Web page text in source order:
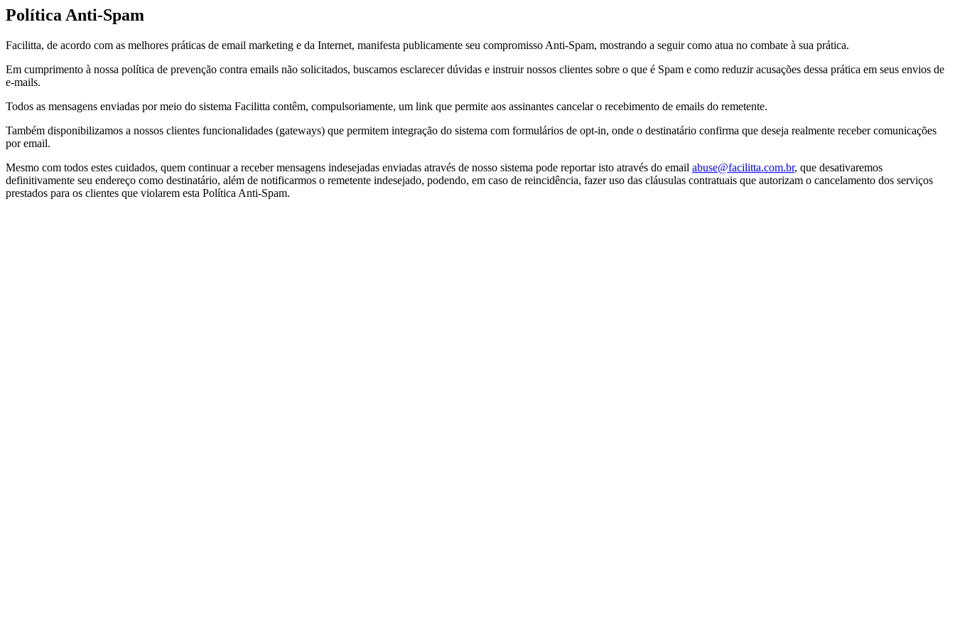
Política Anti-Spam
Facilitta, de acordo com as melhores práticas de email marketing e da Internet, manifesta publicamente seu compromisso Anti-Spam, mostrando a seguir como atua no combate à sua prática.
Em cumprimento à nossa política de prevenção contra emails não solicitados, buscamos esclarecer dúvidas e instruir nossos clientes sobre o que é Spam e como reduzir acusações dessa prática em seus envios de
e-mails.
Todos as mensagens enviadas por meio do sistema Facilitta contêm, compulsoriamente, um link que permite aos assinantes cancelar o recebimento de emails do remetente.
Também disponibilizamos a nossos clientes funcionalidades (gateways) que permitem integração do sistema com formulários de opt-in, onde o destinatário confirma que deseja realmente receber comunicações
por email.
Mesmo com todos estes cuidados, quem continuar a receber mensagens indesejadas enviadas através de nosso sistema pode reportar isto através do email abuse@facilitta.com.br, que desativaremos
definitivamente seu endereço como destinatário, além de notificarmos o remetente indesejado, podendo, em caso de reincidência, fazer uso das cláusulas contratuais que autorizam o cancelamento dos serviços
prestados para os clientes que violarem esta Política Anti-Spam.